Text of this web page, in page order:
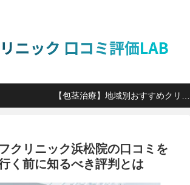
【包茎治療】地域別おすすめクリニック
クリニック浜松院の口コミを
く前に知るべき評判とは